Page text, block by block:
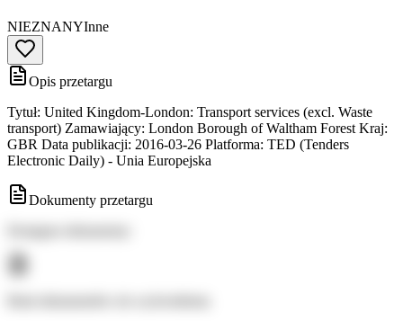
NIEZNANYInne
Opis przetargu
Tytuł: United Kingdom-London: Transport services (excl. Waste
transport) Zamawiający: London Borough of Waltham Forest Kraj:
GBR Data publikacji: 2016-03-26 Platforma: TED (Tenders
Electronic Daily) - Unia Europejska
Dokumenty przetargu